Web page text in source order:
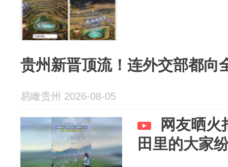
贵州新晋顶流！连外交部都向
易瞰贵州 2026-08-05
网友晒火
田里的大家